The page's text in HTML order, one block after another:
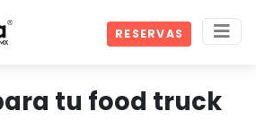
RESERVAS
tu food truck